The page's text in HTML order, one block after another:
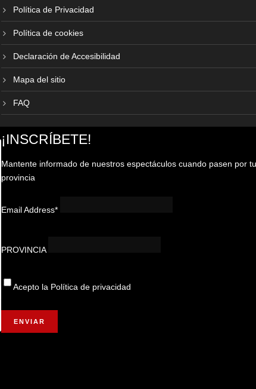
Política de Privacidad
Política de cookies
Declaración de Accesibilidad
Mapa del sitio
FAQ
¡INSCRÍBETE!
Mantente informado de nuestros espectáculos cuando pasen por tu
provincia
Email Address*
PROVINCIA
Acepto la Política de privacidad